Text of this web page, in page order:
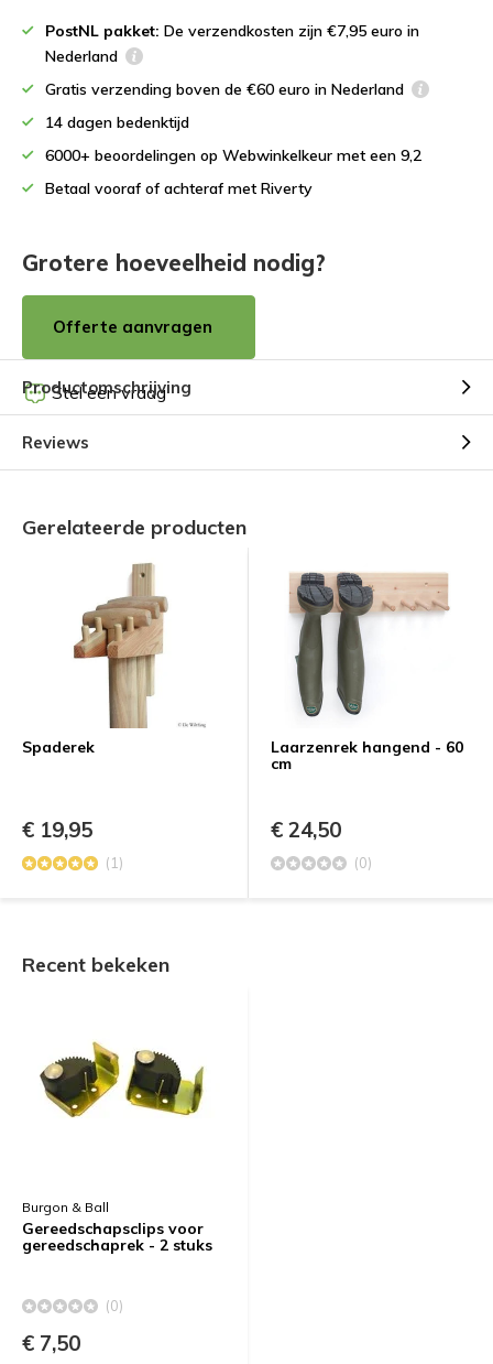
PostNL pakket: De verzendkosten zijn €7,95 euro in
Nederland
Gratis verzending boven de €60 euro in Nederland
14 dagen bedenktijd
6000+ beoordelingen op Webwinkelkeur met een 9,2
Betaal vooraf of achteraf met Riverty
Grotere hoeveelheid nodig?
Offerte aanvragen
Stel een vraag
Productomschrijving
Reviews
Gerelateerde producten
Spaderek
€ 19,95
(1)
Laarzenrek hangend - 60
cm
€ 24,50
(0)
Recent bekeken
Burgon & Ball
Gereedschapsclips voor
gereedschaprek - 2 stuks
(0)
€ 7,50